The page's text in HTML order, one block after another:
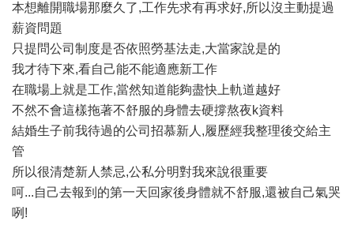
本想離開職場那麼久了,工作先求有再求好,所以沒主動提過
薪資問題
只提問公司制度是否依照勞基法走,大當家說是的
我才待下來,看自己能不能適應新工作
在職場上就是工作,當然知道能夠盡快上軌道越好
不然不會這樣拖著不舒服的身體去硬撐熬夜k資料
結婚生子前我待過的公司招慕新人,履歷經我整理後交給主
管
所以很清楚新人禁忌,公私分明對我來說很重要
呵...自己去報到的第一天回家後身體就不舒服,還被自己氣哭
咧!